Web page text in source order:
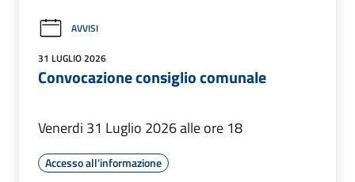
AVVISI
31 LUGLIO 2026
Convocazione consiglio comunale
Venerdi 31 Luglio 2026 alle ore 18
Accesso all'informazione